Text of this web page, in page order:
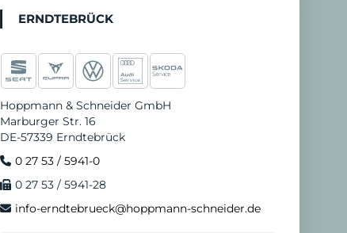
ERNDTEBRÜCK
Hoppmann & Schneider GmbH
Marburger Str. 16
DE-57339 Erndtebrück
0 27 53 / 5941-0
0 27 53 / 5941-28
info-erndtebrueck@hoppmann-schneider.de